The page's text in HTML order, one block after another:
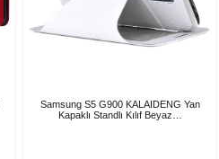
Samsung S5 G900 KALAIDENG Yan
Kapaklı Standlı Kılıf Beyaz…